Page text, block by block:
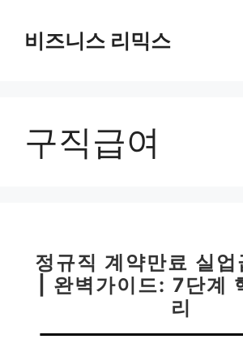
비즈니스 리믹스
구직급여
정규직 계약만료 실업
| 완벽가이드: 7단계
리